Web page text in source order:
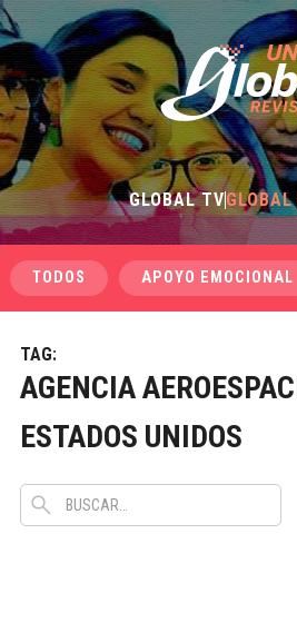
GLOBAL TV
TODOS APOYO EMOCIONAL
TAG:
AGENCIA
ESTADOS UNIDOS